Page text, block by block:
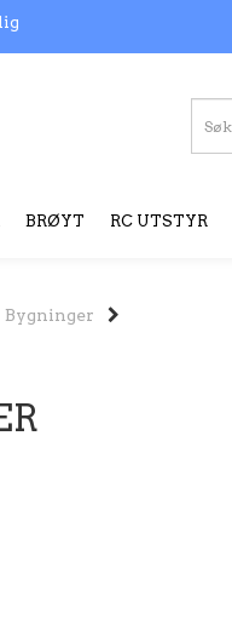
BRØYT RC UTSTYR
Bygninger